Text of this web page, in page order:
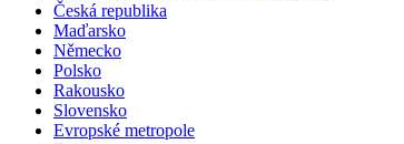
Česká republika
Maďarsko
Německo
Polsko
Rakousko
Slovensko
Evropské metropole